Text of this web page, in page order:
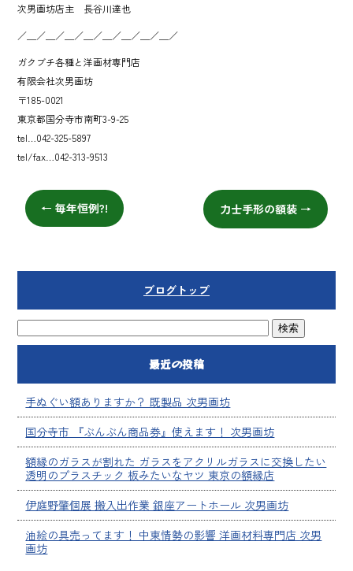
次男画坊店主 長谷川達也
／＿／＿／＿／＿／＿／＿／＿／＿／
ガクブチ各種と洋画材専門店
有限会社次男画坊
〒185-0021
東京都国分寺市南町3-9-25
tel…042-325-5897
tel/fax…042-313-9513
← 毎年恒例?! 力士手形の額装 →
ブログトップ
最近の投稿
手ぬぐい額ありますか？ 既製品 次男画坊
国分寺市 『ぶんぶん商品券』使えます！ 次男画坊
額縁のガラスが割れた ガラスをアクリルガラスに交換したい
透明のプラスチック 板みたいなヤツ 東京の額縁店
伊庭野肇個展 搬入出作業 銀座アートホール 次男画坊
油絵の具売ってます！ 中東情勢の影響 洋画材料専門店 次男
画坊